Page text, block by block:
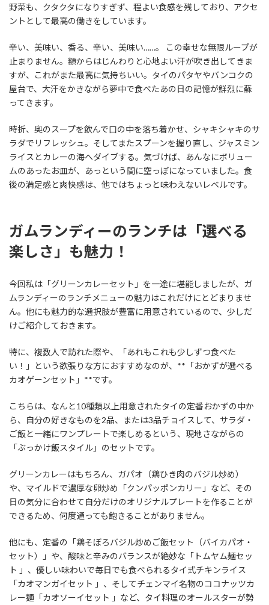
野菜も、クタクタになりすぎず、程よい食感を残しており、アクセ
ントとして最高の働きをしています。
辛い、美味い、香る、辛い、美味い……。 この幸せな無限ループが
止まりません。額からはじんわりと心地よい汗が吹き出してきま
すが、これがまた最高に気持ちいい。タイのパタヤやバンコクの
屋台で、大汗をかきながら夢中で食べたあの日の記憶が鮮烈に蘇
ってきます。
時折、奥のスープを飲んで口の中を落ち着かせ、シャキシャキのサ
ラダでリフレッシュ。そしてまたスプーンを握り直し、ジャスミン
ライスとカレーの海へダイブする。気づけば、あんなにボリュー
ムのあったお皿が、あっという間に空っぽになっていました。食
後の満足感と爽快感は、他ではちょっと味わえないレベルです。
ガムランディーのランチは「選べる
楽しさ」も魅力！
今回私は「グリーンカレーセット」を一途に堪能しましたが、ガ
ムランディーのランチメニューの魅力はこれだけにとどまりませ
ん。他にも魅力的な選択肢が豊富に用意されているので、少しだ
けご紹介しておきます。
特に、複数人で訪れた際や、「あれもこれも少しずつ食べた
い！」という欲張りな方におすすめなのが、**「おかずが選べる
カオゲーンセット」**です。
こちらは、なんと10種類以上用意されたタイの定番おかずの中か
ら、自分の好きなものを2品、または3品チョイスして、サラダ・
ご飯と一緒にワンプレートで楽しめるという、現地さながらの
「ぶっかけ飯スタイル」のセットです。
グリーンカレーはもちろん、ガパオ（鶏ひき肉のバジル炒め）
や、マイルドで濃厚な卵炒め「クンパッポンカリー」など、その
日の気分に合わせて自分だけのオリジナルプレートを作ることが
できるため、何度通っても飽きることがありません。
他にも、定番の「鶏そぼろバジル炒めご飯セット（バイカパオ・
セット）」や、酸味と辛みのバランスが絶妙な「トムヤム麺セッ
ト 」、優しい味わいで毎日でも食べられるタイ式チキンライス
「カオマンガイセット 」、そしてチェンマイ名物のココナッツカ
レー麺「カオソーイセット 」など、タイ料理のオールスターが勢